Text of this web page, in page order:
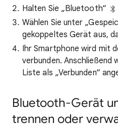
Halten Sie „Bluetooth“
Wählen Sie unter
gekoppeltes Gerät aus,
Ihr Smartphone wird mit
verbunden. Anschließend
Liste als „Verbunden“
Bluetooth-Gerät
trennen oder